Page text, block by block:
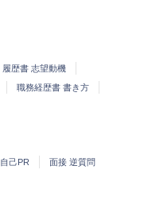
履歴書 志望動機
職務経歴書 書き方
己PR 面接 逆質問